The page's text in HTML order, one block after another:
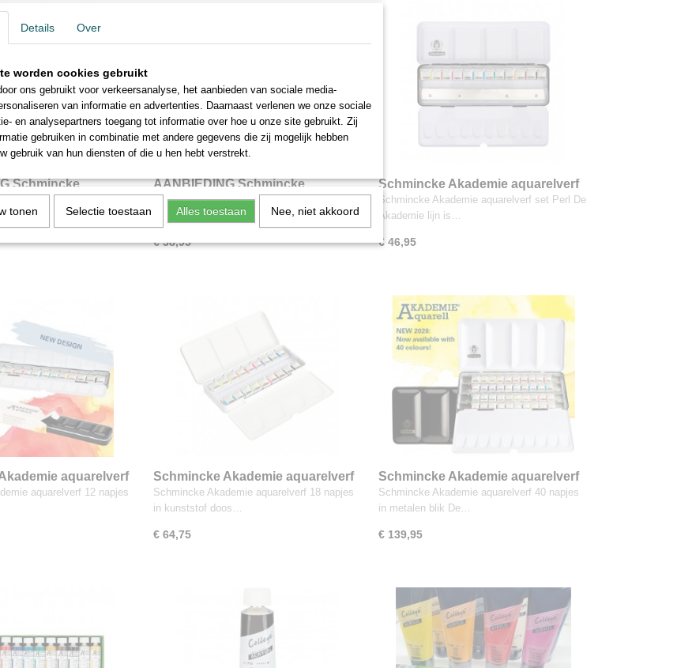
Schmincke
Limited
AANBIEDING Schmincke
Akademie aquarelverf 12 napjes in
metalen blik
Schmincke Akademie aquarelverf 12 napjes
in metalen blik…
€ 38,95
Schmincke Akademie aquarelverf
set Perl metallic 12 napjes in
metalen blik
Schmincke Akademie aquarelverf set Perl De
Akademie lijn is…
€ 46,95
aquarelverf
een rij in metalen blik
aquarelverf 12 napjes
Schmincke Akademie aquarelverf
18 napjes in kunststof doos
Schmincke Akademie aquarelverf 18 napjes
in kunststof doos…
€ 64,75
Schmincke Akademie aquarelverf
40 napjes in metalen blik
Schmincke Akademie aquarelverf 40 napjes
in metalen blik De…
€ 139,95
Details Over
worden cookies gebruikt
ons gebruikt voor verkeersanalyse, het aanbieden van sociale media-
van informatie en advertenties. Daarnaast verlenen we onze sociale
en analysepartners toegang tot informatie over hoe u onze site gebruikt. Zij
gebruiken in combinatie met andere gegevens die zij mogelijk hebben
gebruik van hun diensten of die u hen hebt verstrekt.
tonen Selectie toestaan Alles toestaan Nee, niet akkoord